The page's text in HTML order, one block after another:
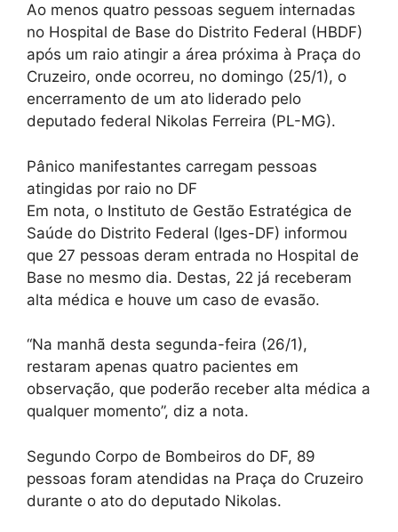
Ao menos quatro pessoas seguem internadas
no Hospital de Base do Distrito Federal (HBDF)
após um raio atingir a área próxima à Praça do
Cruzeiro, onde ocorreu, no domingo (25/1), o
encerramento de um ato liderado pelo
deputado federal Nikolas Ferreira (PL-MG).
Pânico manifestantes carregam pessoas
atingidas por raio no DF
Em nota, o Instituto de Gestão Estratégica de
Saúde do Distrito Federal (Iges-DF) informou
que 27 pessoas deram entrada no Hospital de
Base no mesmo dia. Destas, 22 já receberam
alta médica e houve um caso de evasão.
“Na manhã desta segunda-feira (26/1),
restaram apenas quatro pacientes em
observação, que poderão receber alta médica a
qualquer momento”, diz a nota.
Segundo Corpo de Bombeiros do DF, 89
pessoas foram atendidas na Praça do Cruzeiro
durante o ato do deputado Nikolas.